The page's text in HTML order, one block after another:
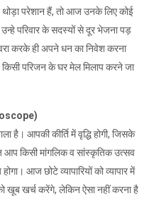
परेशान हैं, तो आज उनके लिए कोई
परिवार के सदस्यों से दूर भेजना पड़
करके ही अपने धन का निवेश करना
परिजन के घर मेल मिलाप करने जा
आपकी कीर्ति में वृद्धि होगी, जिसके
किसी मांगलिक व सांस्कृतिक उत्सव
आज छोटे व्यापारियों को व्यापार में
खूब खर्च करेंगे, लेकिन ऐसा नहीं करना है